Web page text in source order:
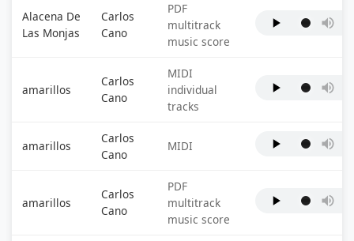
Alacena De
Las Monjas
Carlos
Cano
PDF
multitrack
music score
amarillos
Carlos
Cano
MIDI
individual
tracks
amarillos
Carlos
Cano
MIDI
amarillos
Carlos
Cano
PDF
multitrack
music score